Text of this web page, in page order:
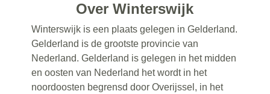
Over Winterswijk
Winterswijk is een plaats gelegen in Gelderland.
Gelderland is de grootste provincie van
Nederland. Gelderland is gelegen in het midden
en oosten van Nederland het wordt in het
noordoosten begrensd door Overijssel, in het